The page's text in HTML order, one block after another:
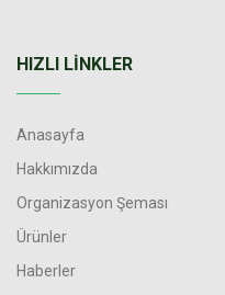
HIZLI LINKLER
Anasayfa
Hakkımızda
Organizasyon Şeması
Ürünler
Haberler